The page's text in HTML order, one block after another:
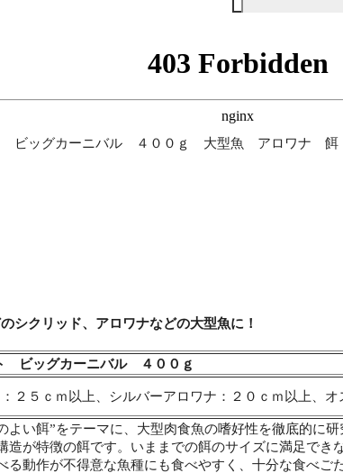
ビッグカーニバル ４００ｇ 大型魚 アロワナ
シクリッド、アロワナなどの大型魚に！
ビッグカーニバル ４００ｇ
２５ｃｍ以上、シルバーアロワナ：２０ｃｍ以上、オ
よい餌”をテーマに、大型肉食魚の嗜好性を徹底的に研
造が特徴の餌です。いままでの餌のサイズに満足でき
る動作が不得意な魚種にも食べやすく、十分な食べご